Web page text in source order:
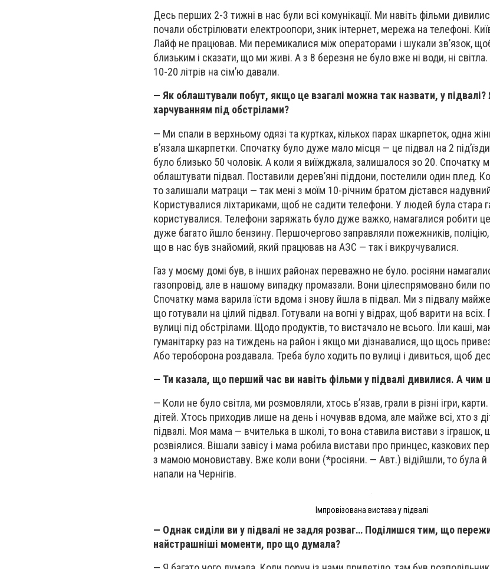
Десь перших 2-3 тижні в нас були всі комунікації. Ми навіть фільми
почали обстрілювати електроопори, зник інтернет, мережа на телефоні.
Лайф не працював. Ми перемикалися між операторами і шукали зв’язок,
близьким і сказати, що ми живі. А з 8 березня не було вже ні води, ні
10-20 літрів на сім’ю давали.
— Як облаштували побут, якщо це взагалі можна так назвати, у підвалі?
харчуванням під обстрілами?
— Ми спали в верхньому одязі та куртках, кількох парах шкарпеток, одна
в’язала шкарпетки. Спочатку було дуже мало місця — це підвал на 2
було близько 50 чоловік. А коли я виїжджала, залишалося зо 20. Спочатку
облаштувати підвал. Поставили дерев’яні піддони, постелили один плед.
то залишали матраци — так мені з моїм 10-річним братом дістався
Користувалися ліхтариками, щоб не садити телефони. У людей була стара
користувалися. Телефони заряжать було дуже важко, намагалися робити
дуже багато йшло бензину. Першочергово заправляли пожежників, поліцію,
що в нас був знайомий, який працював на АЗС — так і викручувалися.
Газ у моєму домі був, в інших районах переважно не було. росіяни
газопровід, але в нашому випадку промазали. Вони цілеспрямовано били по
Спочатку мама варила їсти вдома і знову йшла в підвал. Ми з підвалу
що готували на цілий підвал. Готували на вогні у відрах, щоб варити на всіх.
вулиці під обстрілами. Щодо продуктів, то вистачало не всього. Їли каші,
гуманітарку раз на тиждень на район і якщо ми дізнавалися, що щось
Або тероборона роздавала. Треба було ходить по вулиці і дивиться, щоб
— Ти казала, що перший час ви навіть фільми у підвалі дивилися. А чим
— Коли не було світла, ми розмовляли, хтось в’язав, грали в різні ігри,
дітей. Хтось приходив лише на день і ночував вдома, але майже всі, хто з
підвалі. Моя мама — вчителька в школі, то вона ставила вистави з іграшок,
розвіялися. Вішали завісу і мама робила вистави про принцес, казкових
з мамою моновиставу. Вже коли вони (*росіяни. — Авт.) відійшли, то була й
напали на Чернігів.
Імпровізована вистава у підвалі
— Однак сиділи ви у підвалі не задля розваг… Поділишся тим, що
найстрашніші моменти, про що думала?